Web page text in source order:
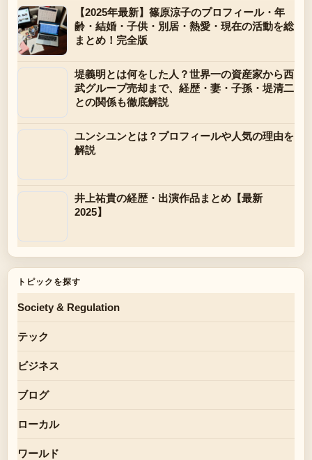
【2025年最新】篠原涼子のプロフィール・年
齢・結婚・子供・別居・熱愛・現在の活動を総
まとめ！完全版
堤義明とは何をした人？世界一の資産家から西
武グループ売却まで、経歴・妻・子孫・堤清二
との関係も徹底解説
ユンシユンとは？プロフィールや人気の理由を
解説
井上祐貴の経歴・出演作品まとめ【最新
2025】
トピックを探す
Society & Regulation
テック
ビジネス
ブログ
ローカル
ワールド